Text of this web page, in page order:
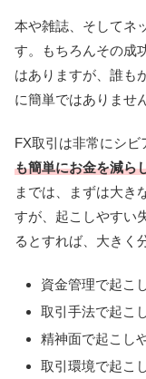
本や雑誌、そしてネ
す。もちろんその成
はありますが、誰も
に簡単ではありませ
FX取引は非常にシビ
も簡単にお金を減ら
までは、まずは大き
すが、起こしやすい
るとすれば、大きく
資金管理で起こ
取引手法で起こ
精神面で起こし
取引環境で起こ